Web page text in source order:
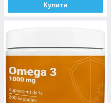
Купити